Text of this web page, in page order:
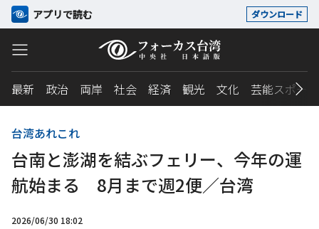
アプリで読む ダウンロード
最新 政治 両岸 社会 経済 観光 文化 芸能スポーツ
台湾あれこれ
台南と澎湖を結ぶフェリー、今年の運
航始まる 8月まで週2便／台湾
2026/06/30 18:02